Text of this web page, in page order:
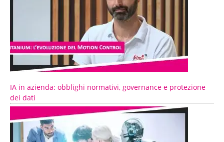
IA in azienda: obblighi normativi, governance e protezione
dei dati